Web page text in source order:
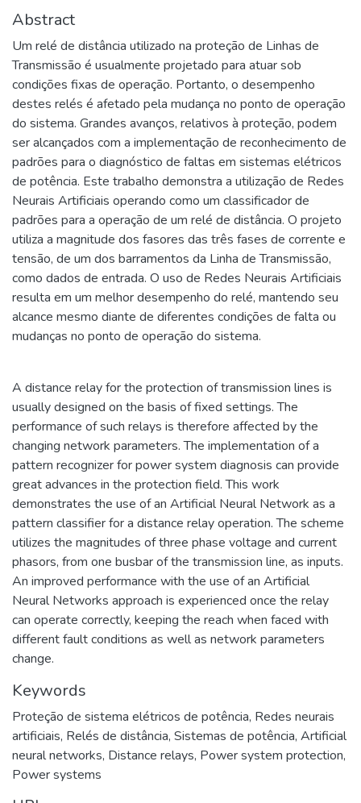
Abstract
Um relé de distância utilizado na proteção de Linhas de
Transmissão é usualmente projetado para atuar sob
condições fixas de operação. Portanto, o desempenho
destes relés é afetado pela mudança no ponto de operação
do sistema. Grandes avanços, relativos à proteção, podem
ser alcançados com a implementação de reconhecimento de
padrões para o diagnóstico de faltas em sistemas elétricos
de potência. Este trabalho demonstra a utilização de Redes
Neurais Artificiais operando como um classificador de
padrões para a operação de um relé de distância. O projeto
utiliza a magnitude dos fasores das três fases de corrente e
tensão, de um dos barramentos da Linha de Transmissão,
como dados de entrada. O uso de Redes Neurais Artificiais
resulta em um melhor desempenho do relé, mantendo seu
alcance mesmo diante de diferentes condições de falta ou
mudanças no ponto de operação do sistema.
A distance relay for the protection of transmission lines is
usually designed on the basis of fixed settings. The
performance of such relays is therefore affected by the
changing network parameters. The implementation of a
pattern recognizer for power system diagnosis can provide
great advances in the protection field. This work
demonstrates the use of an Artificial Neural Network as a
pattern classifier for a distance relay operation. The scheme
utilizes the magnitudes of three phase voltage and current
phasors, from one busbar of the transmission line, as inputs.
An improved performance with the use of an Artificial
Neural Networks approach is experienced once the relay
can operate correctly, keeping the reach when faced with
different fault conditions as well as network parameters
change.
Keywords
Proteção de sistema elétricos de potência, Redes neurais
artificiais, Relés de distância, Sistemas de potência, Artificial
neural networks, Distance relays, Power system protection,
Power systems